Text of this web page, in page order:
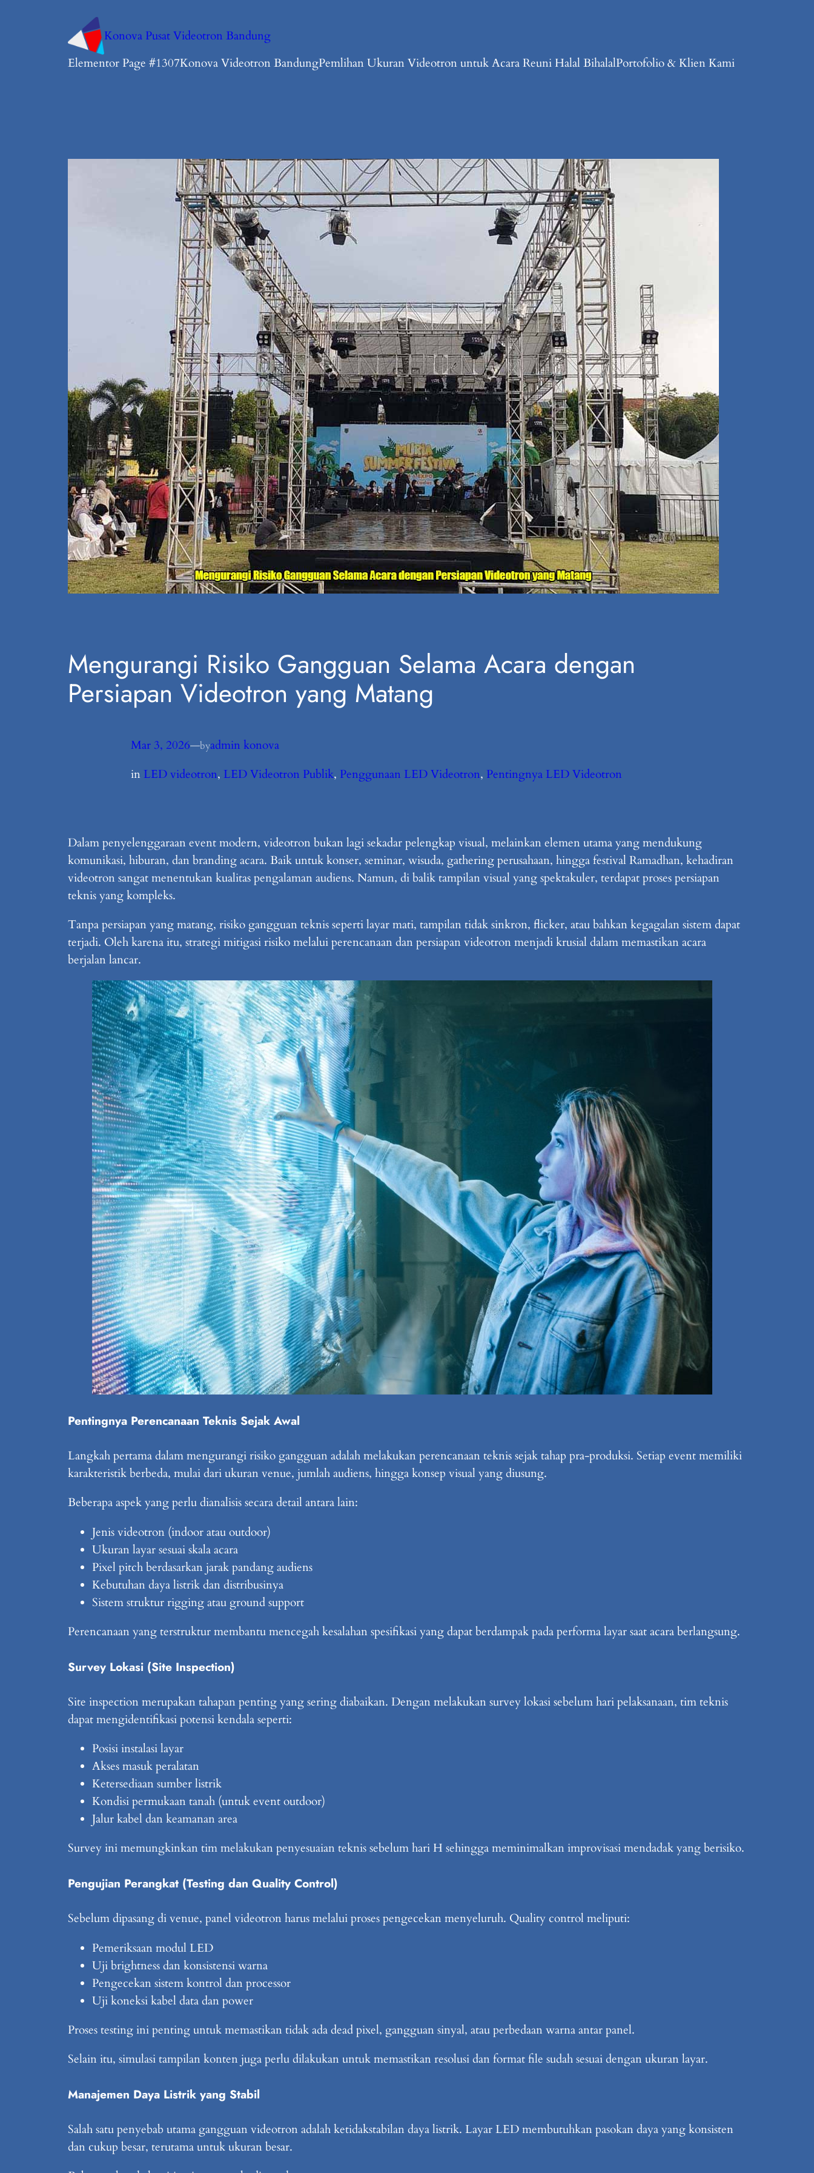
Konova Pusat Videotron Bandung
Elementor Page #1307Konova Videotron BandungPemlihan Ukuran Videotron untuk Acara Reuni Halal BihalalPortofolio & Klien Kami
Mengurangi Risiko Gangguan Selama Acara dengan
Persiapan Videotron yang Matang
Mar 3, 2026—byadmin konova
in LED videotron, LED Videotron Publik, Penggunaan LED Videotron, Pentingnya LED Videotron
Dalam penyelenggaraan event modern, videotron bukan lagi sekadar pelengkap visual, melainkan elemen utama yang mendukung
komunikasi, hiburan, dan branding acara. Baik untuk konser, seminar, wisuda, gathering perusahaan, hingga festival Ramadhan, kehadiran
videotron sangat menentukan kualitas pengalaman audiens. Namun, di balik tampilan visual yang spektakuler, terdapat proses persiapan
teknis yang kompleks.
Tanpa persiapan yang matang, risiko gangguan teknis seperti layar mati, tampilan tidak sinkron, flicker, atau bahkan kegagalan sistem dapat
terjadi. Oleh karena itu, strategi mitigasi risiko melalui perencanaan dan persiapan videotron menjadi krusial dalam memastikan acara
berjalan lancar.
Pentingnya Perencanaan Teknis Sejak Awal
Langkah pertama dalam mengurangi risiko gangguan adalah melakukan perencanaan teknis sejak tahap pra-produksi. Setiap event memiliki
karakteristik berbeda, mulai dari ukuran venue, jumlah audiens, hingga konsep visual yang diusung.
Beberapa aspek yang perlu dianalisis secara detail antara lain:
Jenis videotron (indoor atau outdoor)
Ukuran layar sesuai skala acara
Pixel pitch berdasarkan jarak pandang audiens
Kebutuhan daya listrik dan distribusinya
Sistem struktur rigging atau ground support
Perencanaan yang terstruktur membantu mencegah kesalahan spesifikasi yang dapat berdampak pada performa layar saat acara berlangsung.
Survey Lokasi (Site Inspection)
Site inspection merupakan tahapan penting yang sering diabaikan. Dengan melakukan survey lokasi sebelum hari pelaksanaan, tim teknis
dapat mengidentifikasi potensi kendala seperti:
Posisi instalasi layar
Akses masuk peralatan
Ketersediaan sumber listrik
Kondisi permukaan tanah (untuk event outdoor)
Jalur kabel dan keamanan area
Survey ini memungkinkan tim melakukan penyesuaian teknis sebelum hari H sehingga meminimalkan improvisasi mendadak yang berisiko.
Pengujian Perangkat (Testing dan Quality Control)
Sebelum dipasang di venue, panel videotron harus melalui proses pengecekan menyeluruh. Quality control meliputi:
Pemeriksaan modul LED
Uji brightness dan konsistensi warna
Pengecekan sistem kontrol dan processor
Uji koneksi kabel data dan power
Proses testing ini penting untuk memastikan tidak ada dead pixel, gangguan sinyal, atau perbedaan warna antar panel.
Selain itu, simulasi tampilan konten juga perlu dilakukan untuk memastikan resolusi dan format file sudah sesuai dengan ukuran layar.
Manajemen Daya Listrik yang Stabil
Salah satu penyebab utama gangguan videotron adalah ketidakstabilan daya listrik. Layar LED membutuhkan pasokan daya yang konsisten
dan cukup besar, terutama untuk ukuran besar.